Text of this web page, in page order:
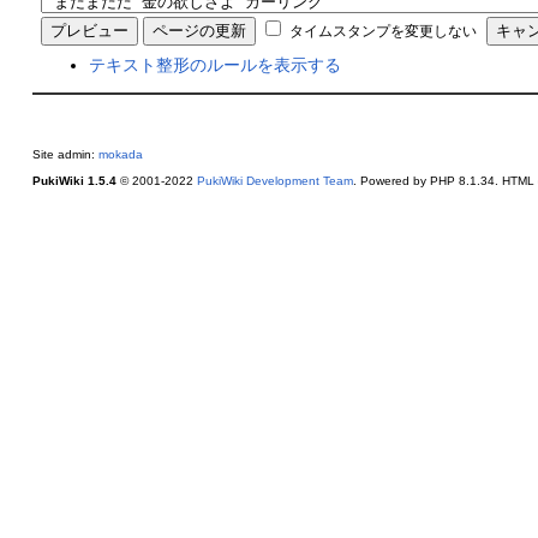
タイムスタンプを変更しない
テキスト整形のルールを表示する
Site admin: mokada
PukiWiki 1.5.4© 2001-2022 PukiWiki Development Team. Powered by PHP 8.1.34. HTML